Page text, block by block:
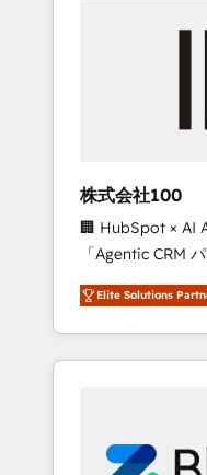
engine. We
from any legacy
data integrity. ➤
HubSpot to run
marketing, and
and Integrations:
agents, and
Ongoing
portal? We are
株式会社100
🏢 HubSpot × AI
「Agentic CRM パートナー
務をつなぐAIネイ
て、HubSpot
を再設計します。 💡 100inc は何をする会社
か？ HubSpotを
部・グループ会
Elite Solutions